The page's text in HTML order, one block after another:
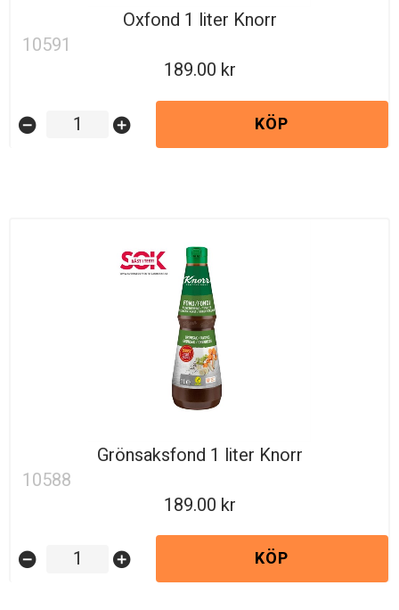
Oxfond 1 liter Knorr
10591
189.00
remove_circle add_circle KÖP
Grönsaksfond 1 liter Knorr
10588
189.00
remove_circle add_circle KÖP